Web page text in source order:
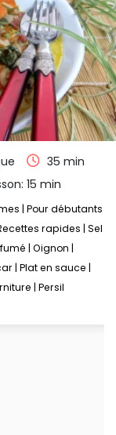
35 min
15 min
Pour débutants
rapides Sel
Oignon
Plat en sauce
Persil